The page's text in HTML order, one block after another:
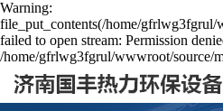
Warning:
file_put_contents(/home/gfrlwg3fgrul/
failed to open stream: Permission
/home/gfrlwg3fgrul/wwwroot/source/